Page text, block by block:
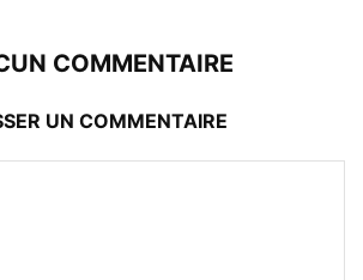
COMMENTAIRE
UN COMMENTAIRE